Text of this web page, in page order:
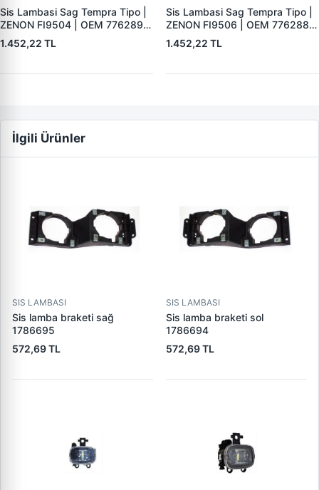
Sis Lambasi Sag Tempra Tipo |
ZENON FI9504 | OEM 7762890
7762888 7762887 7762889
1.452,22 TL
Sis Lambasi Sag Tempra Tipo |
ZENON FI9506 | OEM 7762888
7762890 7762887 7762889
1.452,22 TL
İlgili Ürünler
SIS LAMBASI
Sis lamba braketi sağ
1786695
572,69 TL
SIS LAMBASI
Sis lamba braketi sol
1786694
572,69 TL